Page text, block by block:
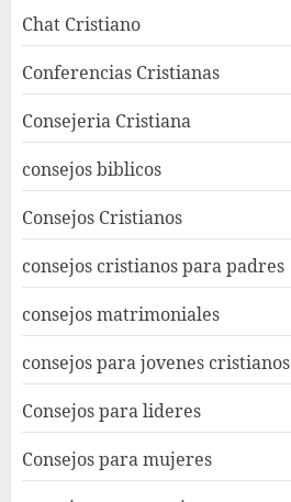
Chat Cristiano
Conferencias Cristianas
Consejeria Cristiana
consejos biblicos
Consejos Cristianos
consejos cristianos para padres
consejos matrimoniales
consejos para jovenes cristianos
Consejos para lideres
Consejos para mujeres